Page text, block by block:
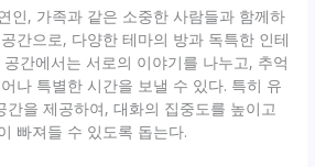
인, 가족과 같은 소중한 사람들과 함께하
간으로, 다양한 테마의 방과 독특한 인테
간에서는 서로의 이야기를 나누고, 추억
나 특별한 시간을 보낼 수 있다. 특히 유
간을 제공하여, 대화의 집중도를 높이고
빠져들 수 있도록 돕는다.